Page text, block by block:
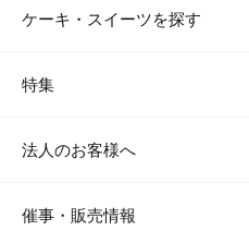
ケーキ・スイーツを探す
特集
法人のお客様へ
催事・販売情報